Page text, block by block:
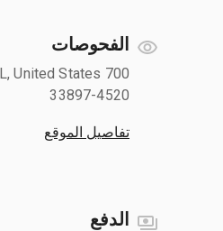
الفحوصات
United States
33897-4520
تفاصيل الموقع
الدفع